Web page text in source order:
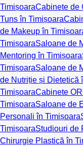
TimișoaraCabinete de
Tuns în Timișoara
de Makeup în
TimișoaraSaloane de
Mentoring în Timișoara
TimișoaraSaloane de
de Nutriție și Dietetică
TimișoaraCabinete
TimișoaraSaloane de
Personali în Timișoara
TimișoaraStudiouri de
Chirurgie Plastică în